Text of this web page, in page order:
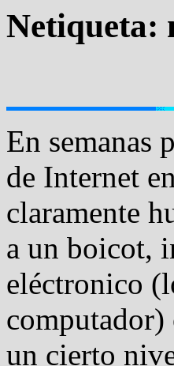
Netiqueta:
En semanas
de Internet
claramente
a un boicot,
eléctronico
computador)
un cierto